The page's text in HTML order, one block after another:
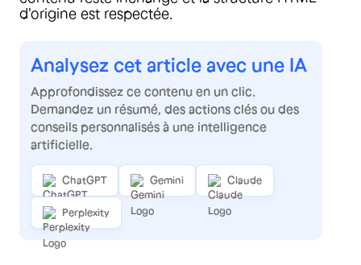
d'origine est respectée.
Analysez cet article avec une IA
Approfondissez ce contenu en un clic.
Demandez un résumé, des actions clés ou des
conseils personnalisés à une intelligence
artificielle.
ChatGPT Gemini Claude
Perplexity